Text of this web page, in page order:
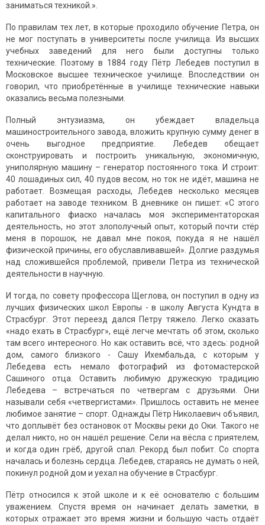
заниматься техникой.».
По правилам тех лет, в которые проходило обучение Петра, он
не мог поступать в университеты после училища. Из высших
учебных заведений для него были доступны только
технические. Поэтому в 1884 году Пётр Лебедев поступил в
Московское высшее техническое училище. Впоследствии он
говорил, что приобретённые в училище технические навыки
оказались весьма полезными.
Полный энтузиазма, он убеждает владельца
машиностроительного завода, вложить крупную сумму денег в
очень выгодное предприятие. Лебедев обещает
сконструировать и построить уникальную, экономичную,
униполярную машину – генератор постоянного тока. И строит:
40 лошадиных сил, 40 пудов весом, но ток не идёт, машина не
работает. Возмещая расходы, Лебедев несколько месяцев
работает на заводе техником. В дневнике он пишет: «С этого
капитального фиаско началась моя экспериментаторская
деятельность, но этот злополучный опыт, который почти стёр
меня в порошок, не давал мне покоя, покуда я не нашёл
физической причины, его обуславливавшей». Долгие раздумья
над сложившейся проблемой, привели Петра из технической
деятельности в научную.
И тогда, по совету профессора Щеглова, он поступил в одну из
лучших физических школ Европы - в школу Августа Кундта в
Страсбург. Этот переезд дался Петру тяжело. Легко сказать
«надо ехать в Страсбург», ещё легче мечтать об этом, сколько
там всего интересного. Но как оставить всё, что здесь: родной
дом, самого близкого - Сашу Ихембальда, с которым у
Лебедева есть немало фотографий из фотомастерской
Сашиного отца. Оставить любимую дружескую традицию
Лебедева – встречаться по четвергам с друзьями. Они
называли себя «четвергистами». Пришлось оставить не менее
любимое занятие – спорт. Однажды Пётр Николаевич объявил,
что доплывёт без остановок от Москвы реки до Оки. Такого не
делал никто, но он нашёл решение. Сели на вёсла с приятелем,
и когда один грёб, другой спал. Рекорд был побит. Со спорта
началась и болезнь сердца. Лебедев, стараясь не думать о ней,
покинул родной дом и уехал на обучение в Страсбург.
Пётр относился к этой школе и к её основателю с большим
уважением. Спустя время он начинает делать заметки, в
которых отражает это время жизни и большую часть отдаёт